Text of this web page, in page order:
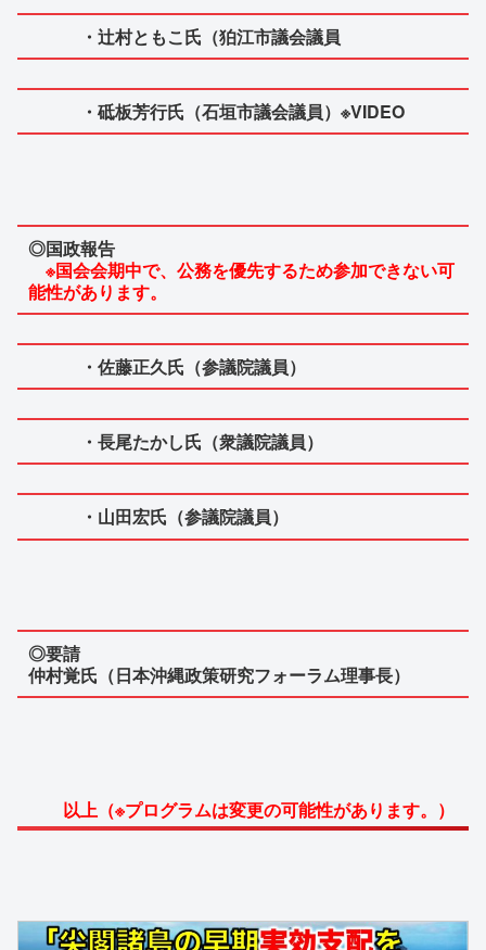
・辻村ともこ氏（狛江市議会議員
・砥板芳行氏（石垣市議会議員）※VIDEO
◎国政報告
※国会会期中で、公務を優先するため参加できない可
能性があります。
・佐藤正久氏（参議院議員）
・長尾たかし氏（衆議院議員）
・山田宏氏（参議院議員）
◎要請
仲村覚氏（日本沖縄政策研究フォーラム理事長）
以上（※プログラムは変更の可能性があります。）